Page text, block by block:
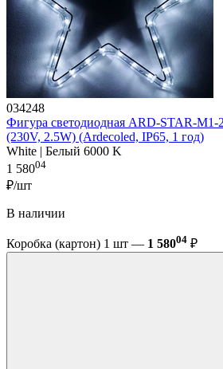
034248
Фигура cветодиодная ARD-STAR-M1-
(230V, 2.5W) (Ardecoled, IP65, 1 год)
White | Белый 6000 K
1 58004
₽/шт
В наличии
Коробка (картон) 1 шт — 1 58004 ₽